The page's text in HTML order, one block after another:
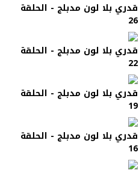
قدري بلا لون مدبلج - الحلقة
26
قدري بلا لون مدبلج - الحلقة
22
قدري بلا لون مدبلج - الحلقة
19
قدري بلا لون مدبلج - الحلقة
16